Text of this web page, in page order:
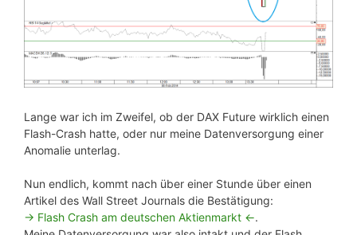
Lange war ich im Zweifel, ob der DAX Future wirklich einen
Flash-Crash hatte, oder nur meine Datenversorgung einer
Anomalie unterlag.
Nun endlich, kommt nach über einer Stunde über einen
Artikel des Wall Street Journals die Bestätigung:
-> Flash Crash am deutschen Aktienmarkt <-.